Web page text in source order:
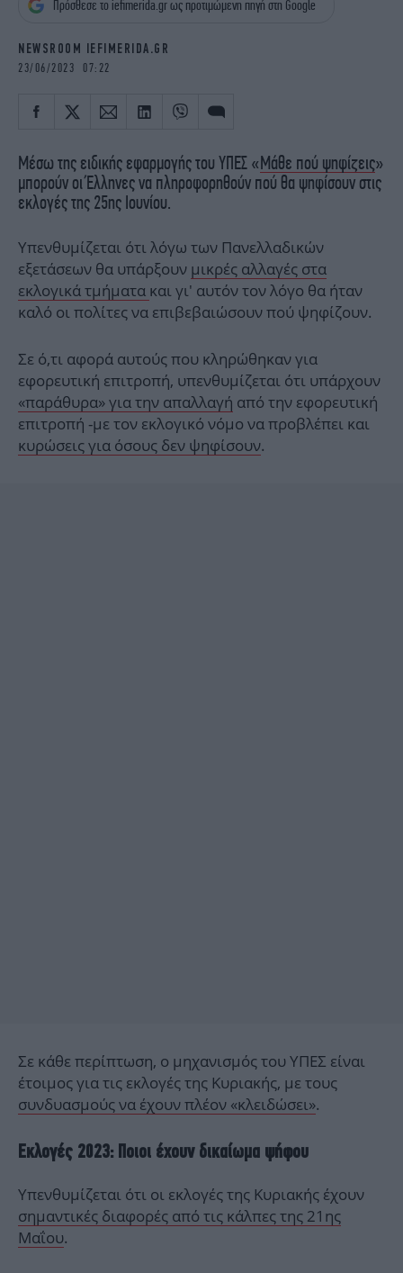
iBOOKS
ΖΩΔΙΑ
MEDIA
NEWSLETTER
Πρόσθεσε το iefimerida.gr ως προτιμώμενη πηγή στη Google
NEWSROOM IEFIMERIDA.GR
23/06/2023 07:22
Μέσω της ειδικής εφαρμογής του ΥΠΕΣ «Μάθε πού ψηφίζεις»
μπορούν οι Έλληνες να πληροφορηθούν πού θα ψηφίσουν στις
εκλογές της 25ης Ιουνίου.
Υπενθυμίζεται ότι λόγω των Πανελλαδικών
εξετάσεων θα υπάρξουν μικρές αλλαγές στα
εκλογικά τμήματα και γι' αυτόν τον λόγο θα ήταν
καλό οι πολίτες να επιβεβαιώσουν πού ψηφίζουν.
Σε ό,τι αφορά αυτούς που κληρώθηκαν για
εφορευτική επιτροπή, υπενθυμίζεται ότι υπάρχουν
«παράθυρα» για την απαλλαγή από την εφορευτική
επιτροπή -με τον εκλογικό νόμο να προβλέπει και
κυρώσεις για όσους δεν ψηφίσουν.
Σε κάθε περίπτωση, ο μηχανισμός του ΥΠΕΣ είναι
έτοιμος για τις εκλογές της Κυριακής, με τους
συνδυασμούς να έχουν πλέον «κλειδώσει».
Εκλογές 2023: Ποιοι έχουν δικαίωμα ψήφου
Υπενθυμίζεται ότι οι εκλογές της Κυριακής έχουν
σημαντικές διαφορές από τις κάλπες της 21ης
Μαΐου.